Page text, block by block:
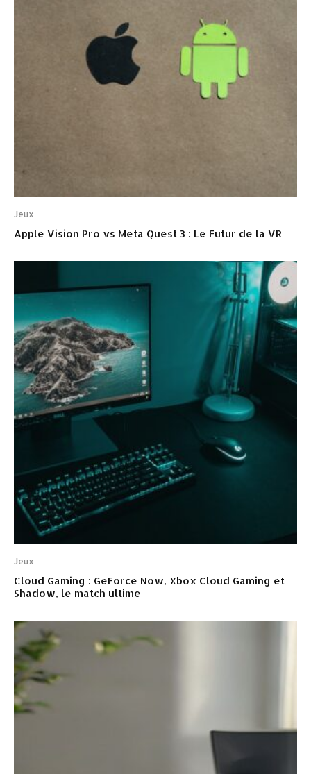
Jeux
Apple Vision Pro vs Meta Quest 3 : Le Futur de la VR
Jeux
Cloud Gaming : GeForce Now, Xbox Cloud Gaming et
Shadow, le match ultime